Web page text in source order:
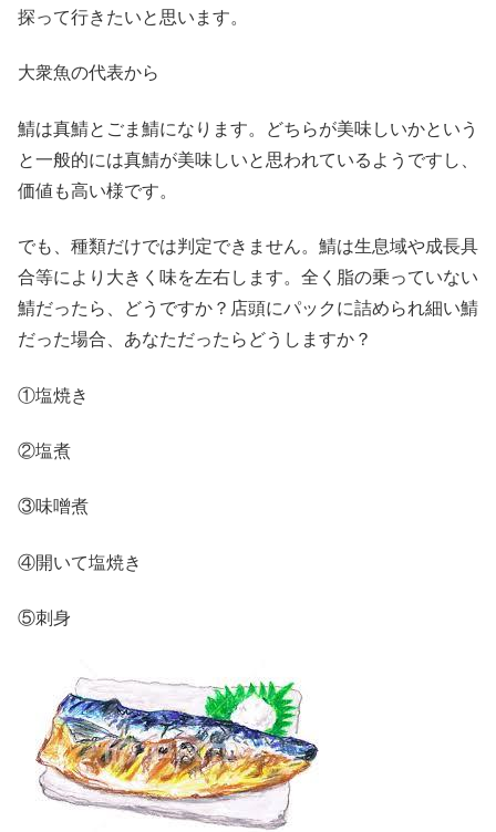
探って行きたいと思います。
大衆魚の代表から
鯖は真鯖とごま鯖になります。どちらが美味しいかという
と一般的には真鯖が美味しいと思われているようですし、
価値も高い様です。
でも、種類だけでは判定できません。鯖は生息域や成長具
合等により大きく味を左右します。全く脂の乗っていない
鯖だったら、どうですか？店頭にパックに詰められ細い鯖
だった場合、あなただったらどうしますか？
①塩焼き
②塩煮
③味噌煮
④開いて塩焼き
⑤刺身